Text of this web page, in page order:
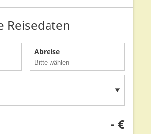
Reisedaten
Abreise
- €